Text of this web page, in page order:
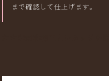
まで確認して仕上げます。